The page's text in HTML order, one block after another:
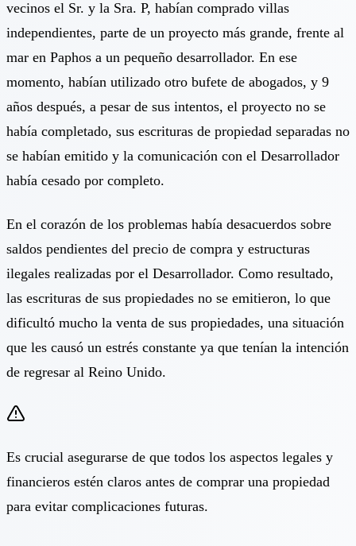
vecinos el Sr. y la Sra. P, habían comprado villas
independientes, parte de un proyecto más grande, frente al
mar en Paphos a un pequeño desarrollador. En ese
momento, habían utilizado otro bufete de abogados, y 9
años después, a pesar de sus intentos, el proyecto no se
había completado, sus escrituras de propiedad separadas no
se habían emitido y la comunicación con el Desarrollador
había cesado por completo.
En el corazón de los problemas había desacuerdos sobre
saldos pendientes del precio de compra y estructuras
ilegales realizadas por el Desarrollador. Como resultado,
las escrituras de sus propiedades no se emitieron, lo que
dificultó mucho la venta de sus propiedades, una situación
que les causó un estrés constante ya que tenían la intención
de regresar al Reino Unido.
Es crucial asegurarse de que todos los aspectos legales y
financieros estén claros antes de comprar una propiedad
para evitar complicaciones futuras.